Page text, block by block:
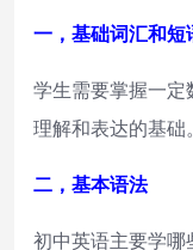
一，基础词汇和短
学生需要掌握一
理解和表达的基础。
二，基本语法
初中英语主要学